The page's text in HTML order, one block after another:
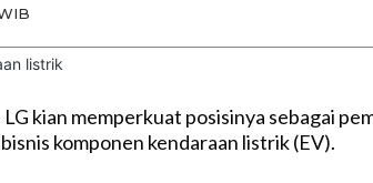
kian memperkuat posisinya sebagai
komponen kendaraan listrik (EV).